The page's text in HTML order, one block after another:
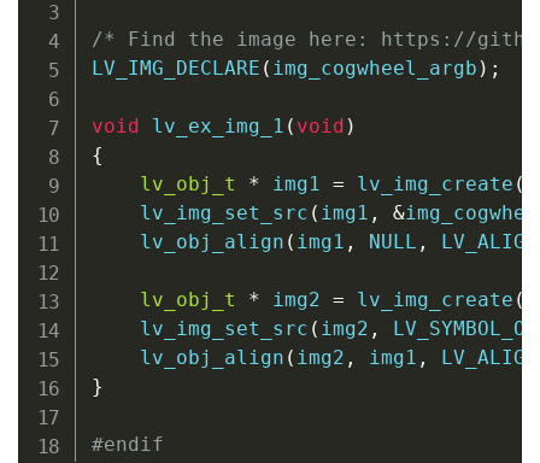
/* Find the image here: https://
LV_IMG_DECLARE ( img_cogwheel_argb ) ;
void lv_ex_img_1 ( void )
{
lv_obj_t
* img1 = lv_img_create (
lv_img_set_src ( img1 , &
lv_obj_align ( img1 , NULL ,
lv_obj_t * img2 = lv_img_create (
lv_img_set_src ( img2 ,
lv_obj_align ( img2 , img1 ,
}
#endif